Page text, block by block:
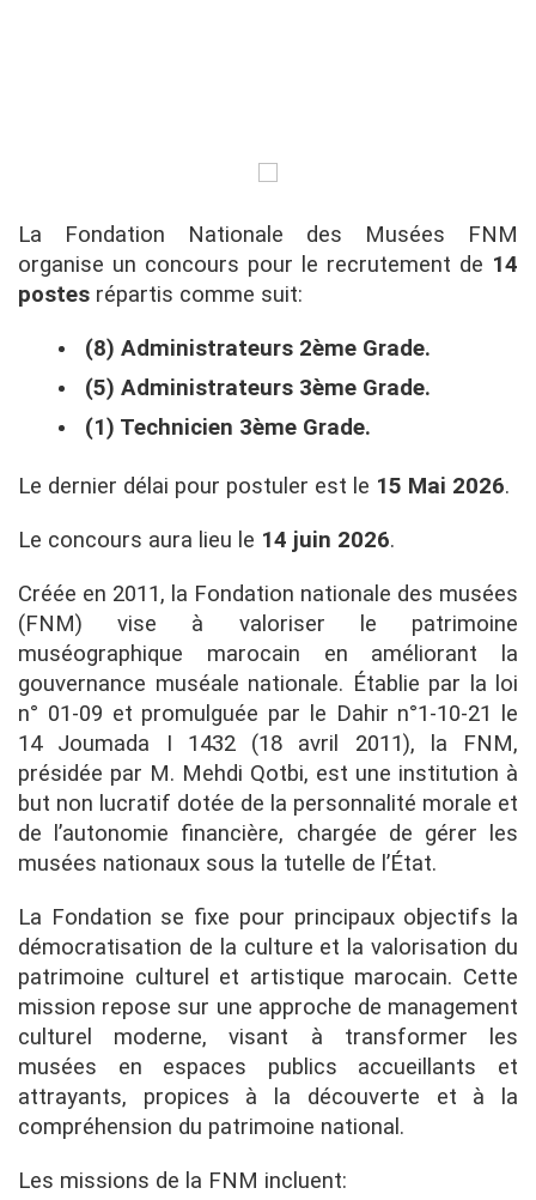
La Fondation Nationale des Musées FNM
organise un concours pour le recrutement de 14
postes répartis comme suit:
(8) Administrateurs 2ème Grade.
(5) Administrateurs 3ème Grade.
(1) Technicien 3ème Grade.
Le dernier délai pour postuler est le 15 Mai 2026.
Le concours aura lieu le 14 juin 2026.
Créée en 2011, la Fondation nationale des musées
(FNM) vise à valoriser le patrimoine
muséographique marocain en améliorant la
gouvernance muséale nationale. Établie par la loi
n° 01-09 et promulguée par le Dahir n°1-10-21 le
14 Joumada I 1432 (18 avril 2011), la FNM,
présidée par M. Mehdi Qotbi, est une institution à
but non lucratif dotée de la personnalité morale et
de l’autonomie financière, chargée de gérer les
musées nationaux sous la tutelle de l’État.
La Fondation se fixe pour principaux objectifs la
démocratisation de la culture et la valorisation du
patrimoine culturel et artistique marocain. Cette
mission repose sur une approche de management
culturel moderne, visant à transformer les
musées en espaces publics accueillants et
attrayants, propices à la découverte et à la
compréhension du patrimoine national.
Les missions de la FNM incluent: